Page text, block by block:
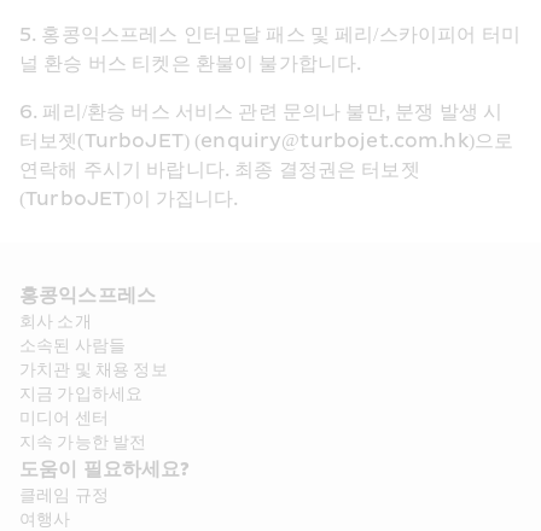
5. 홍콩익스프레스 인터모달 패스 및 페리/스카이피어 터미
널 환승 버스 티켓은 환불이 불가합니다.
6. 페리/환승 버스 서비스 관련 문의나 불만, 분쟁 발생 시
터보젯(TurboJET) (enquiry@turbojet.com.hk)으로
연락해 주시기 바랍니다. 최종 결정권은 터보젯
(TurboJET)이 가집니다.
홍콩익스프레스​
회사 소개​
소속된 사람들
가치관 및 채용 정보​
지금 가입하세요
미디어 센터
지속 가능한 발전
도움이 필요하세요?
클레임 규정
여행사